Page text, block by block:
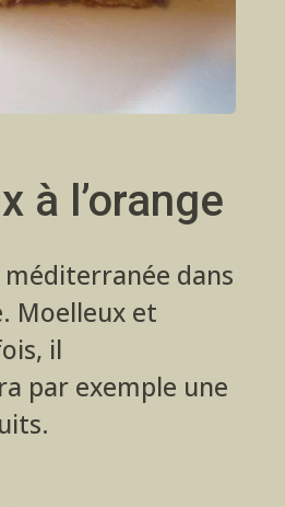
à l’orange
dans
Moelleux et
il
par exemple une